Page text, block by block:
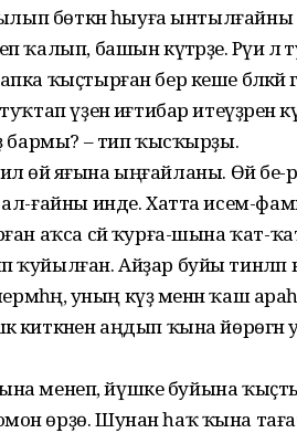
бөткән һыуға ынтылғайны
ҡалып, башын күтәрҙе. Рәүиә
ҡыҫтырған бер кеше
үҙенә иғтибар итеүҙәрен
бармы? – тип ҡысҡырҙы.
өй яғына ыңғайланы. Өй
ғайны инде. Хатта исем-
аҡса сәй ҡурға-шына ҡат-
Айҙар буйы
уның күҙ менән ҡаш
киткәнен аңдып ҡына
менеп, йүшке буйына
өрҙө. Шунан һаҡ ҡына